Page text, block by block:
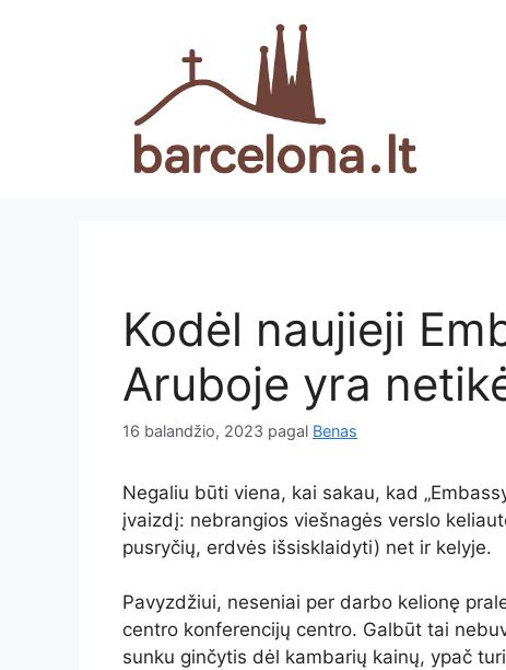
Kodėl naujieji
Aruboje yra
16 balandžio, 2023 pagal Benas
Negaliu būti viena, kai sakau, kad
įvaizdį: nebrangios viešnagės verslo
pusryčių, erdvės išsisklaidyti) net ir kelyje.
Pavyzdžiui, neseniai per darbo kelionę
centro konferencijų centro. Galbūt tai
sunku ginčytis dėl kambarių kainų, ypač